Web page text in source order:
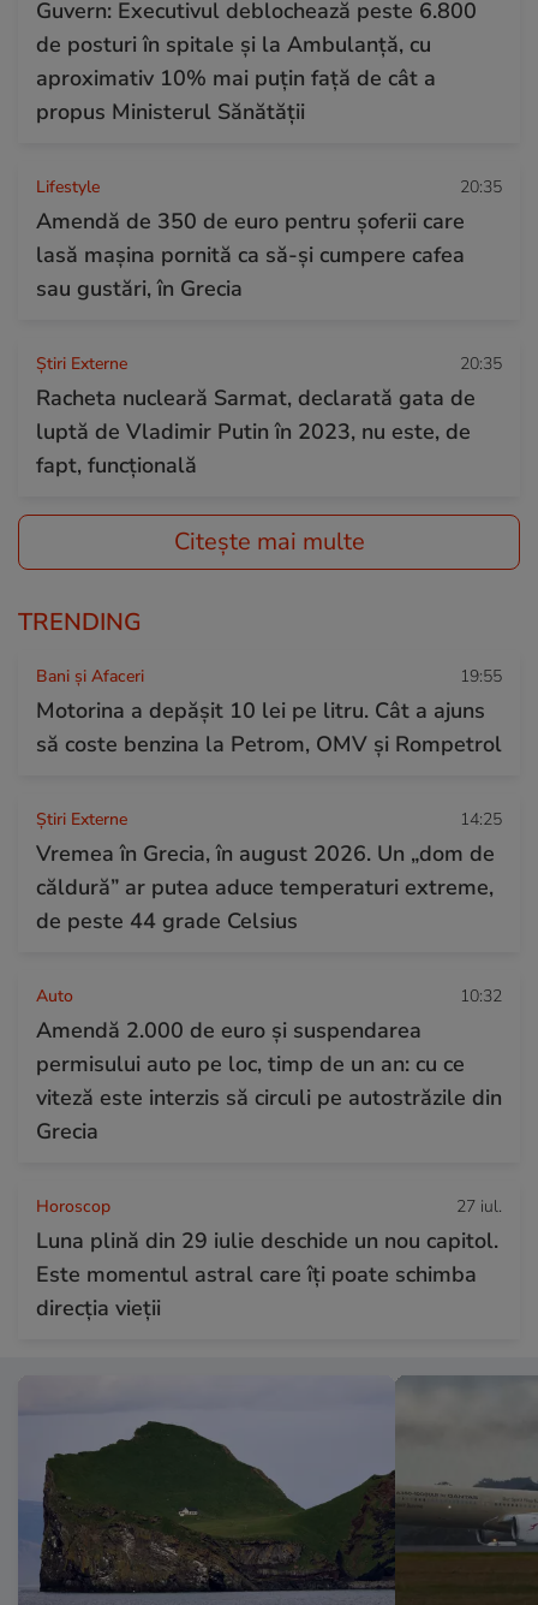
Guvern: Executivul deblochează peste 6.800
de posturi în spitale și la Ambulanță, cu
aproximativ 10% mai puțin față de cât a
propus Ministerul Sănătății
Lifestyle 20:35
Amendă de 350 de euro pentru șoferii care
lasă mașina pornită ca să-și cumpere cafea
sau gustări, în Grecia
Știri Externe 20:35
Racheta nucleară Sarmat, declarată gata de
luptă de Vladimir Putin în 2023, nu este, de
fapt, funcțională
Citește mai multe
TRENDING
Bani și Afaceri 19:55
Motorina a depășit 10 lei pe litru. Cât a ajuns
să coste benzina la Petrom, OMV și Rompetrol
Știri Externe 14:25
Vremea în Grecia, în august 2026. Un „dom de
căldură” ar putea aduce temperaturi extreme,
de peste 44 grade Celsius
Auto 10:32
Amendă 2.000 de euro și suspendarea
permisului auto pe loc, timp de un an: cu ce
viteză este interzis să circuli pe autostrăzile din
Grecia
Horoscop 27 iul.
Luna plină din 29 iulie deschide un nou capitol.
Este momentul astral care îți poate schimba
direcția vieții